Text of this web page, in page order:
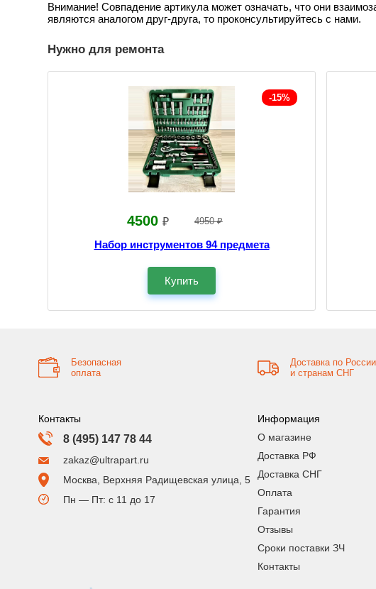
Внимание! Совпадение артикула может означать, что они
являются аналогом друг-друга, то проконсультируйтесь с нами.
Нужно для ремонта
-15%
4500₽ 4950 ₽
Набор инструментов 94 предмета
Купить
Безопасная
оплата
Доставка по России
и странам СНГ
Контакты
8 (495) 147 78 44
zakaz@ultrapart.ru
Москва, Верхняя Радищевская улица, 5
Пн — Пт: с 11 до 17
Информация
О магазине
Доставка РФ
Доставка СНГ
Оплата
Гарантия
Отзывы
Сроки поставки ЗЧ
Контакты